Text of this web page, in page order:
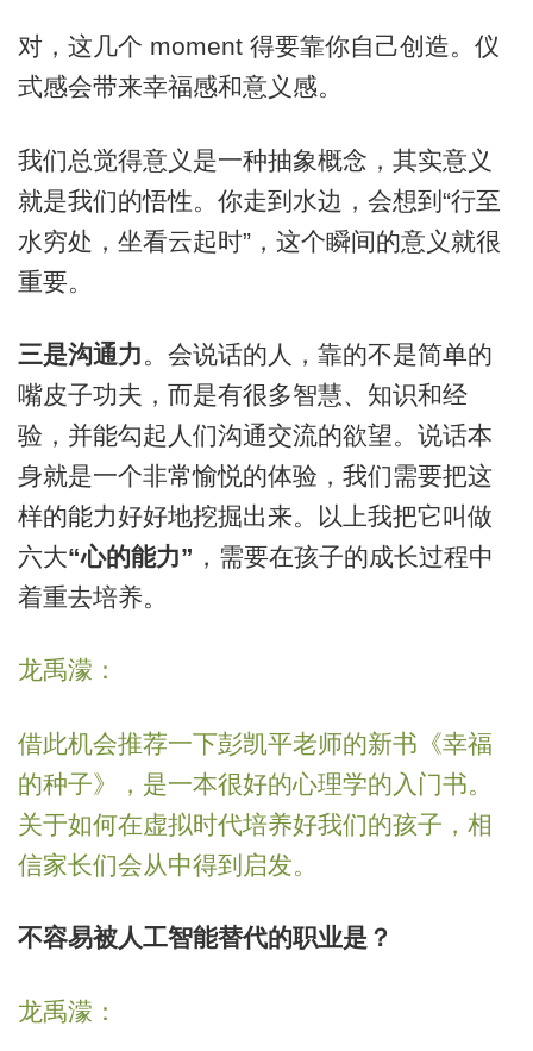
对，这几个 moment 得要靠你自己创造。仪
式感会带来幸福感和意义感。
我们总觉得意义是一种抽象概念，其实意义
就是我们的悟性。你走到水边，会想到“行至
水穷处，坐看云起时”，这个瞬间的意义就很
重要。
三是沟通力。会说话的人，靠的不是简单的
嘴皮子功夫，而是有很多智慧、知识和经
验，并能勾起人们沟通交流的欲望。说话本
身就是一个非常愉悦的体验，我们需要把这
样的能力好好地挖掘出来。以上我把它叫做
六大“心的能力” ，需要在孩子的成长过程中
着重去培养。
龙禹濛：
借此机会推荐一下彭凯平老师的新书《幸福
的种子》，是一本很好的心理学的入门书。
关于如何在虚拟时代培养好我们的孩子，相
信家长们会从中得到启发。
不容易被人工智能替代的职业是？
龙禹濛：